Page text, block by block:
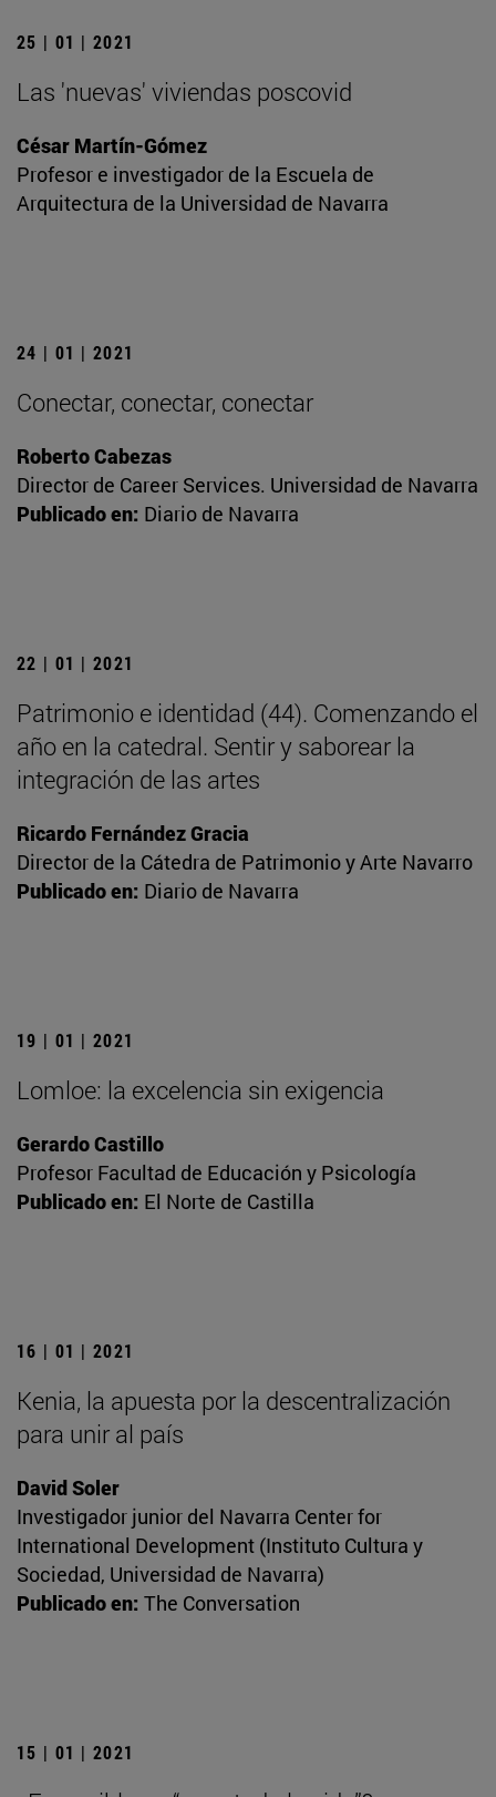
25 | 01 | 2021
Las 'nuevas' viviendas poscovid
César Martín-Gómez
Profesor e investigador de la Escuela de
Arquitectura de la Universidad de Navarra
24 | 01 | 2021
Conectar, conectar, conectar
Roberto Cabezas
Director de Career Services. Universidad de Navarra
Publicado en: Diario de Navarra
22 | 01 | 2021
Patrimonio e identidad (44). Comenzando el
año en la catedral. Sentir y saborear la
integración de las artes
Ricardo Fernández Gracia
Director de la Cátedra de Patrimonio y Arte Navarro
Publicado en: Diario de Navarra
19 | 01 | 2021
Lomloe: la excelencia sin exigencia
Gerardo Castillo
Profesor Facultad de Educación y Psicología
Publicado en: El Norte de Castilla
16 | 01 | 2021
Kenia, la apuesta por la descentralización
para unir al país
David Soler
Investigador junior del Navarra Center for
International Development (Instituto Cultura y
Sociedad, Universidad de Navarra)
Publicado en: The Conversation
15 | 01 | 2021